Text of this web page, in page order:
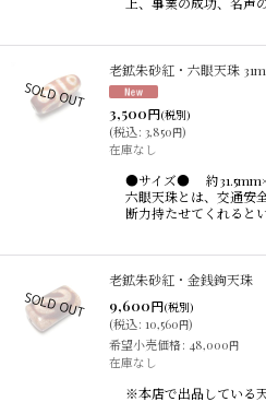
老鉱朱砂紅・六眼天珠
3,500円(税別)
(税込: 3,850円)
在庫なし
●サイズ● 約
六眼天珠とは、交通安
断力持たせてくれると
老鉱朱砂紅・金銭鉤天珠
9,600円(税別)
(税込: 10,560円)
希望小売価格: 48,000円
在庫なし
※本店で出品している